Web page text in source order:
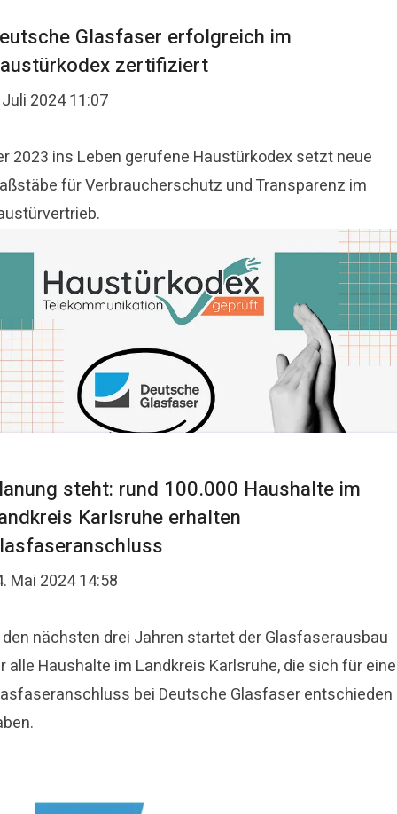
Glasfaser erfolgreich im
zertifiziert
2024 11:07
2023 ins Leben gerufene Haustürkodex setzt neue
für Verbraucherschutz und Transparenz im
steht: rund 100.000 Haushalte im
Karlsruhe erhalten
Mai 2024 14:58
nächsten drei Jahren startet der Glasfaserausbau
alle Haushalte im Landkreis Karlsruhe, die sich für
bei Deutsche Glasfaser entschieden